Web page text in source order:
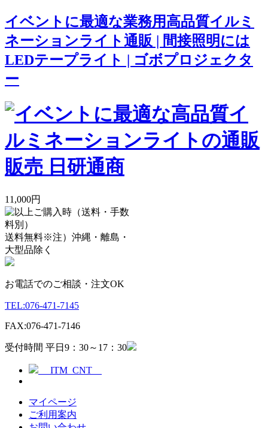
イベントに最適な業務用高品質イルミ
ネーションライト通販 | 間接照明には
LEDテープライト | ゴボプロジェクタ
ー
11,000円
送料無料※注）沖縄・離島・
大型品除く
お電話でのご相談・注文OK
TEL:076-471-7145
FAX:076-471-7146
受付時間 平日9：30～17：30
__ITM_CNT__
マイページ
ご利用案内